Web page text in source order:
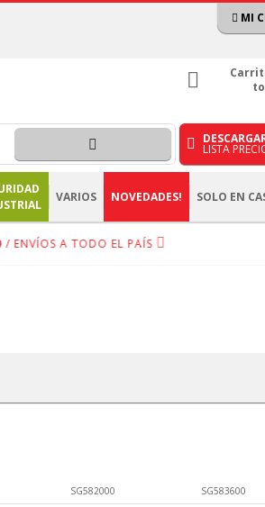
MI
VARIOS NOVEDADES! SOLO EN
LISTA
ENVÍOS A TODO EL PAÍS
SG582000 SG583600